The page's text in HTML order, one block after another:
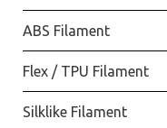
ABS Filament
Flex / TPU Filament
Silklike Filament